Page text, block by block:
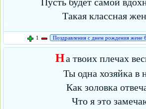
Такая классная
1
Поздравления с днем рождения жене
На твоих плечах
Ты одна хозяйка в
Как золовка
Что я это